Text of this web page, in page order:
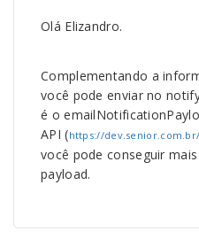
Olá Elizandro.
Complementando a
você pode enviar no
é o
API (https://
você pode conseguir
payload.